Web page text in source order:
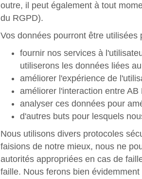
outre, il peut également à tout
du RGPD).
Vos données pourront être utilisées
fournir nos services à
utiliserons les données liées
améliorer l'expérience de
améliorer l'interaction entre
analyser ces données pour
d'autres buts pour lesquels
Nous utilisons divers protocoles
faisions de notre mieux, nous ne
autorités appropriées en cas de
faille. Nous ferons bien